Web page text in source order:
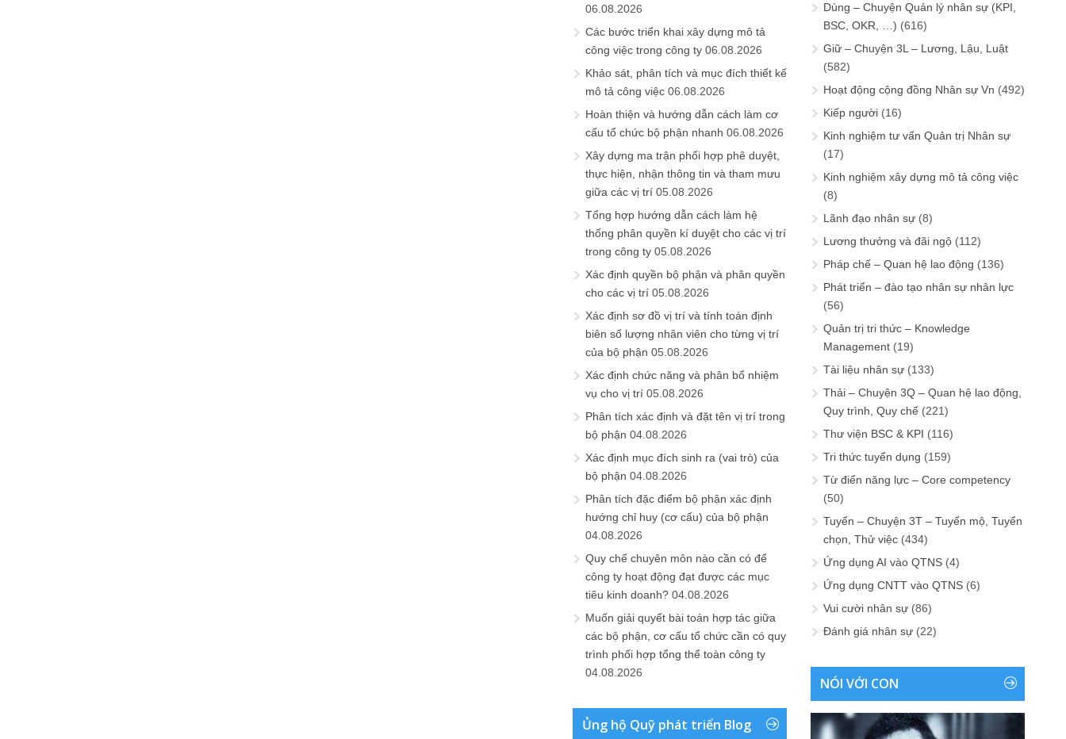
06.08.2026
Các bước triển khai xây dựng mô tả
công việc trong công ty 06.08.2026
Khảo sát, phân tích và mục đích thiết kế
mô tả công việc 06.08.2026
Hoàn thiện và hướng dẫn cách làm cơ
cấu tổ chức bộ phận nhanh 06.08.2026
Xây dựng ma trận phối hợp phê duyệt,
thực hiện, nhận thông tin và tham mưu
giữa các vị trí 05.08.2026
Tổng hợp hướng dẫn cách làm hệ
thống phân quyền kí duyệt cho các vị trí
trong công ty 05.08.2026
Xác định quyền bộ phận và phân quyền
cho các vị trí 05.08.2026
Xác định sơ đồ vị trí và tính toán định
biên số lượng nhân viên cho từng vị trí
của bộ phận 05.08.2026
Xác định chức năng và phân bổ nhiệm
vụ cho vị trí 05.08.2026
Phân tích xác định và đặt tên vị trí trong
bộ phận 04.08.2026
Xác định mục đích sinh ra (vai trò) của
bộ phận 04.08.2026
Phân tích đặc điểm bộ phận xác định
hướng chỉ huy (cơ cấu) của bộ phận
04.08.2026
Quy chế chuyên môn nào cần có để
công ty hoạt động đạt được các mục
tiêu kinh doanh? 04.08.2026
Muốn giải quyết bài toán hợp tác giữa
các bộ phận, cơ cấu tổ chức cần có quy
trình phối hợp tổng thể toàn công ty
04.08.2026
Ủng hộ Quỹ phát triển Blog
Dùng – Chuyện Quản lý nhân sự (KPI,
BSC, OKR, …) (616)
Giữ – Chuyện 3L – Lương, Lậu, Luật
(582)
Hoạt động cộng đồng Nhân sự Vn (492)
Kiếp người (16)
Kinh nghiệm tư vấn Quản trị Nhân sự
(17)
Kinh nghiệm xây dựng mô tả công việc
(8)
Lãnh đạo nhân sự (8)
Lương thưởng và đãi ngộ (112)
Pháp chế – Quan hệ lao động (136)
Phát triển – đào tạo nhân sự nhân lực
(56)
Quản trị tri thức – Knowledge
Management (19)
Tài liệu nhân sự (133)
Thải – Chuyện 3Q – Quan hệ lao động,
Quy trình, Quy chế (221)
Thư viện BSC & KPI (116)
Tri thức tuyển dụng (159)
Từ điển năng lực – Core competency
(50)
Tuyển – Chuyện 3T – Tuyển mộ, Tuyển
chọn, Thử việc (434)
Ứng dụng AI vào QTNS (4)
Ứng dụng CNTT vào QTNS (6)
Vui cười nhân sự (86)
Đánh giá nhân sự (22)
NÓI VỚI CON